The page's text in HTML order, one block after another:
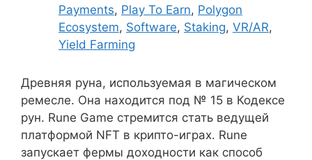
Payments, Play To Earn, Polygon
Ecosystem, Software, Staking, VR/AR,
Yield Farming
Древняя руна, используемая в магическом
ремесле. Она находится под № 15 в Кодексе
рун. Rune Game стремится стать ведущей
платформой NFT в крипто-играх. Rune
запускает фермы доходности как способ